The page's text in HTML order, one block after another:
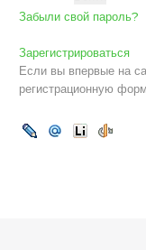
Забыли свой пароль?
Зарегистрироваться
Если вы впервые на
регистрационную